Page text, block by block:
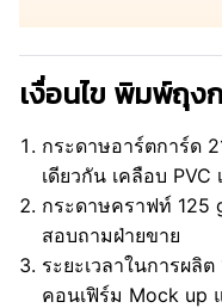
เงื่อนไข พิมพ์ถุง
กระดาษอาร์ตการ์ด
เดียวกัน เคลือบ PVC
กระดาษคราฟท์ 125
สอบถามฝ่ายขาย
ระยะเวลาในการผลิ
คอนเฟิร์ม Mock up